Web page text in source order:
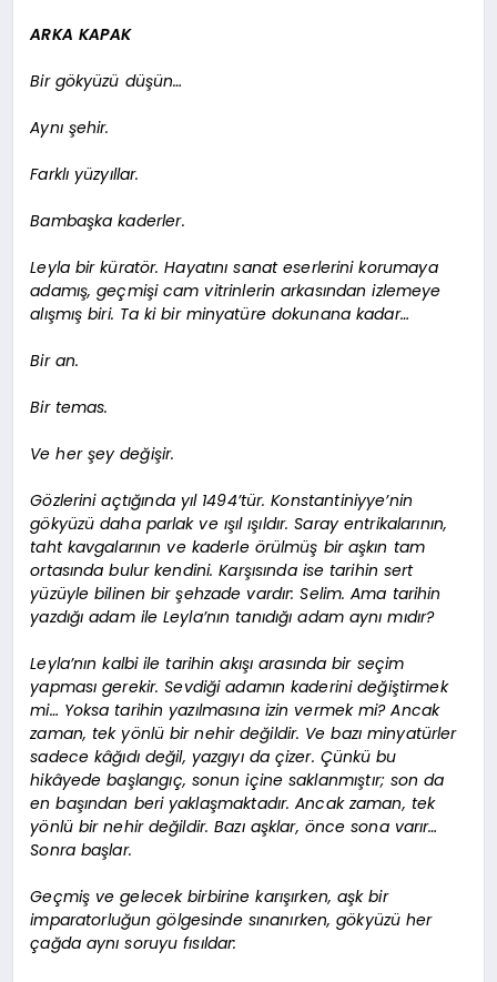
ARKA KAPAK
Bir gökyüzü düşün…
Aynı şehir.
Farklı yüzyıllar.
Bambaşka kaderler.
Leyla bir küratör. Hayatını sanat eserlerini korumaya
adamış, geçmişi cam vitrinlerin arkasından izlemeye
alışmış biri. Ta ki bir minyatüre dokunana kadar…
Bir an.
Bir temas.
Ve her şey değişir.
Gözlerini açtığında yıl 1494’tür. Konstantiniyye’nin
gökyüzü daha parlak ve ışıl ışıldır. Saray entrikalarının,
taht kavgalarının ve kaderle örülmüş bir aşkın tam
ortasında bulur kendini. Karşısında ise tarihin sert
yüzüyle bilinen bir şehzade vardır: Selim. Ama tarihin
yazdığı adam ile Leyla’nın tanıdığı adam aynı mıdır?
Leyla’nın kalbi ile tarihin akışı arasında bir seçim
yapması gerekir. Sevdiği adamın kaderini değiştirmek
mi… Yoksa tarihin yazılmasına izin vermek mi? Ancak
zaman, tek yönlü bir nehir değildir. Ve bazı minyatürler
sadece kâğıdı değil, yazgıyı da çizer. Çünkü bu
hikâyede başlangıç, sonun içine saklanmıştır; son da
en başından beri yaklaşmaktadır. Ancak zaman, tek
yönlü bir nehir değildir. Bazı aşklar, önce sona varır…
Sonra başlar.
Geçmiş ve gelecek birbirine karışırken, aşk bir
imparatorluğun gölgesinde sınanırken, gökyüzü her
çağda aynı soruyu fısıldar: